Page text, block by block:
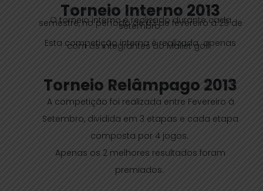
Torneio Interno 2013
O torneio interno é realizado durante cada
semestre, no período de 03 de fevereiro á 29 de
setembro.
Esta competição interna é realizada apenas
com os integrantes do Mallet golf.
Torneio Relâmpago 2013
A competição foi realizada entre Fevereiro á
Setembro, dividida em 3 etapas e cada etapa
composta por 4 jogos.
Apenas os 2 melhores resultados foram
premiados.